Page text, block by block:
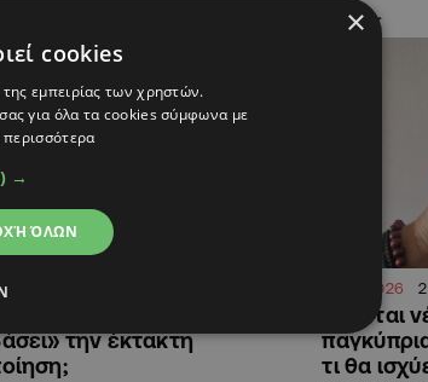
την έκτακτη
ΚΥΠΡΟΣ
15.06.2026
Έρχεται
τι θα
×
cookies
εμπειρίας των χρηστών.
για όλα τα cookies σύμφωνα με
→
ΌΛΩΝ